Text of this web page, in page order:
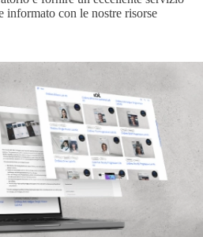
informato con le nostre risorse